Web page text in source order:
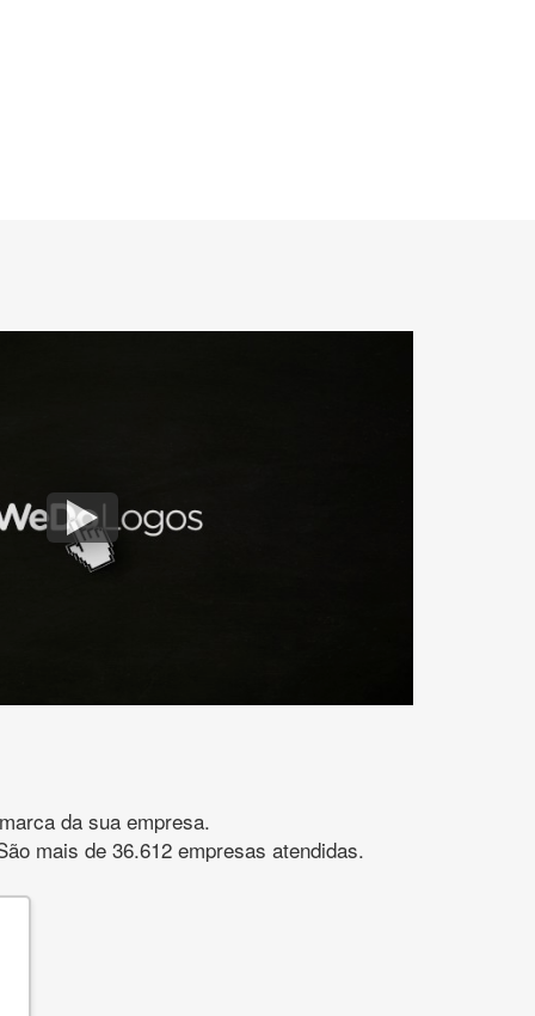
da sua empresa.
mais de 36.612 empresas atendidas.